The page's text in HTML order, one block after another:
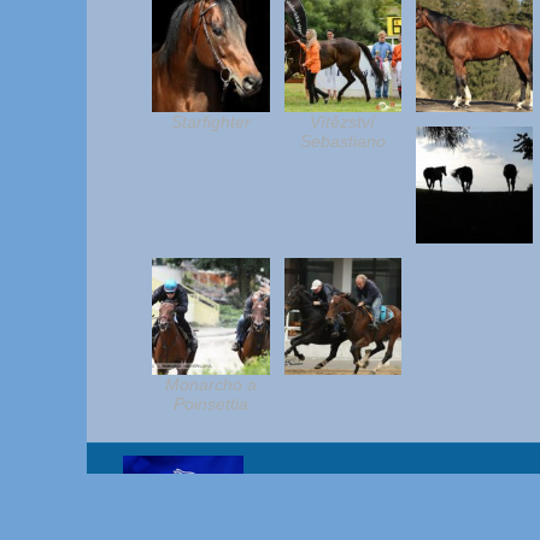
Starfighter
Vítězství
Sebastiano
Monarcho a
Poinsettia